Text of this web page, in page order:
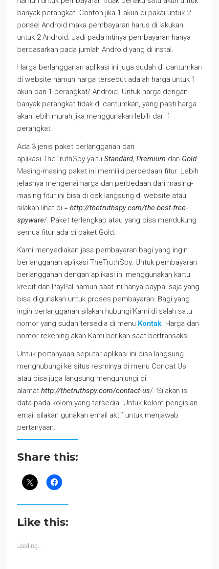
banyak perangkat. Contoh jika 1 akun di pakai untuk 2
ponsel Android maka pembayaran harus di lakukan
untuk 2 Android. Jadi pada intinya pembayaran hanya
berdasarkan pada jumlah Android yang di instal.
Harga berlangganan aplikasi ini juga sudah di cantumkan
di website namun harga tersebut adalah harga untuk 1
akun dan 1 perangkat/ Android. Untuk harga dengan
banyak perangkat tidak di cantumkan, yang pasti harga
akan lebih murah jika menggunakan lebih dari 1
perangkat.
Ada 3 jenis paket berlangganan dari
aplikasi TheTruthSpy yaitu Standard, Premium dan Gold.
Masing-masing paket ini memiliki perbedaan fitur. Lebih
jelasnya mengenai harga dan perbedaan dari masing-
masing fitur ini bisa di cek langsung di website atau
silakan lihat di = http://thetruthspy.com/the-best-free-
spyware/. Paket terlengkap atau yang bisa mendukung
semua fitur ada di paket Gold.
Kami menyediakan jasa pembayaran bagi yang ingin
berlangganan aplikasi TheTruthSpy. Untuk pembayaran
berlangganan dengan aplikasi ini menggunakan kartu
kredit dan PayPal namun saat ini hanya paypal saja yang
bisa digunakan untuk proses pembayaran. Bagi yang
ingin berlangganan silakan hubungi Kami di salah satu
nomor yang sudah tersedia di menu Kontak. Harga dan
nomor rekening akan Kami berikan saat bertransaksi.
Untuk pertanyaan seputar aplikasi ini bisa langsung
menghubungi ke situs resminya di menu Concat Us
atau bisa juga langsung mengunjungi di
alamat http://thetruthspy.com/contact-us/. Silakan isi
data pada kolom yang tersedia. Untuk kolom pengisian
email silakan gunakan email aktif untuk menjawab
pertanyaan.
Share this:
Like this:
Loading...